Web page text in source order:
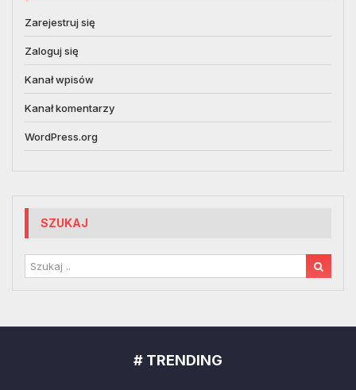
Zarejestruj się
Zaloguj się
Kanał wpisów
Kanał komentarzy
WordPress.org
SZUKAJ
# TRENDING